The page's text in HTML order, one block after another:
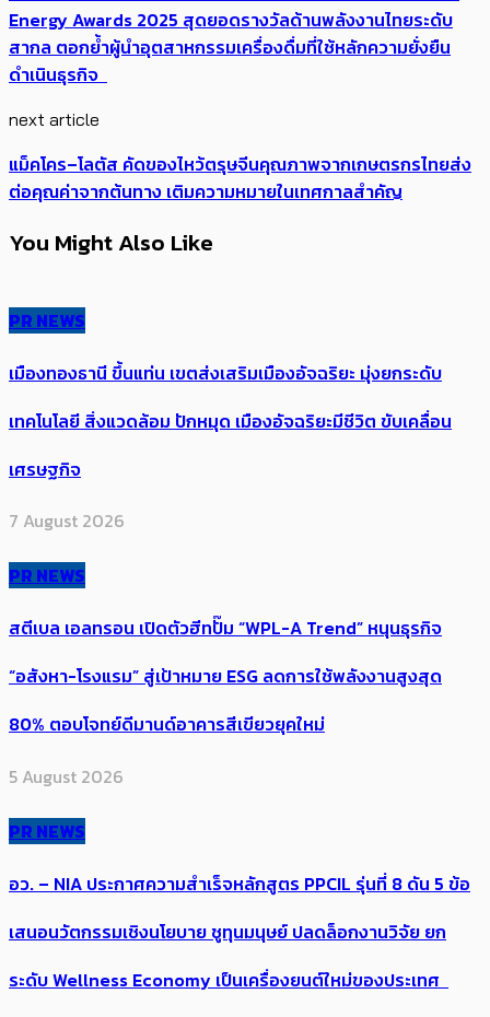
Energy Awards 2025 สุดยอดรางวัลด้านพลังงานไทยระดับ
สากล ตอกย้ำผู้นำอุตสาหกรรมเครื่องดื่มที่ใช้หลักความยั่งยืน
ดำเนินธุรกิจ
next article
แม็คโคร–โลตัส คัดของไหว้ตรุษจีนคุณภาพจากเกษตรกรไทยส่ง
ต่อคุณค่าจากต้นทาง เติมความหมายในเทศกาลสำคัญ
You Might Also Like
PR NEWS
เมืองทองธานี ขึ้นแท่น เขตส่งเสริมเมืองอัจฉริยะ มุ่งยกระดับ
เทคโนโลยี สิ่งแวดล้อม ปักหมุด เมืองอัจฉริยะมีชีวิต ขับเคลื่อน
เศรษฐกิจ
7 August 2026
PR NEWS
สตีเบล เอลทรอน เปิดตัวฮีทปั๊ม “WPL-A Trend” หนุนธุรกิจ
“อสังหา-โรงแรม” สู่เป้าหมาย ESG ลดการใช้พลังงานสูงสุด
80% ตอบโจทย์ดีมานด์อาคารสีเขียวยุคใหม่
5 August 2026
PR NEWS
อว. – NIA ประกาศความสำเร็จหลักสูตร PPCIL รุ่นที่ 8 ดัน 5 ข้อ
เสนอนวัตกรรมเชิงนโยบาย ชูทุนมนุษย์ ปลดล็อกงานวิจัย ยก
ระดับ Wellness Economy เป็นเครื่องยนต์ใหม่ของประเทศ